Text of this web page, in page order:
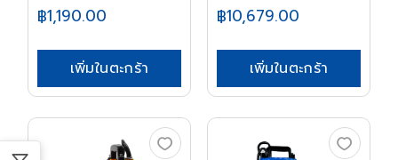
฿1,190.00
เพิ่มในตะกร้า
฿10,679.00
เพิ่มในตะกร้า